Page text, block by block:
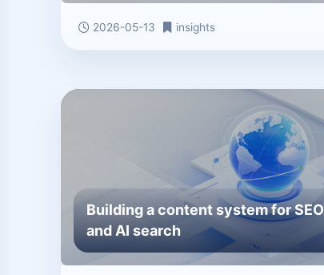
2026-05-13 insights
Building a content system for SEO
and AI search